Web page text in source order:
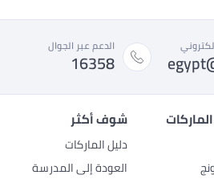
الدعم عبر الجوال
16358
شوف أكثر
دليل الماركات
العودة إلى المدرسة